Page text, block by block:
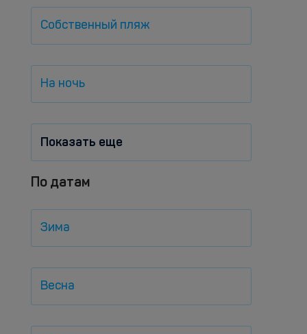
Собственный пляж
На ночь
Показать еще
По датам
Зима
Весна